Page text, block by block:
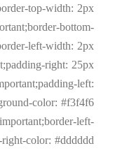
top-width: 2px
bottom-
left-width: 2px
right: 25px
left:
color: #f3f4f6
left-
color: #dddddd